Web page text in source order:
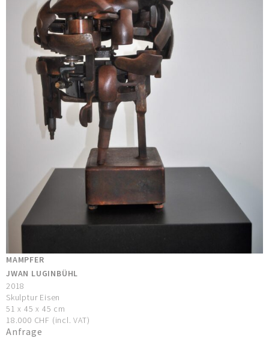
MAMPFER
JWAN LUGINBÜHL
2018
Skulptur Eisen
51 x 45 x 45 cm
18.000 CHF (incl. VAT)
Anfrage